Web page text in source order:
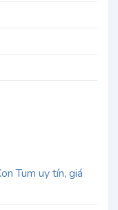
Tum uy tín, giá